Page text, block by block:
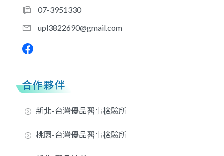
07-3951330
upl3822690@gmail.com
合作夥伴
新北-台灣優品醫事檢驗所
桃園-台灣優品醫事檢驗所